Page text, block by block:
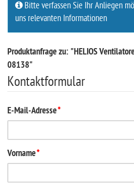
Bitte verfassen Sie Ihr Anliegen
uns relevanten Informationen
Produktanfrage zu: "HELIOS
08138"
Kontaktformular
E-Mail-Adresse*
Vorname*